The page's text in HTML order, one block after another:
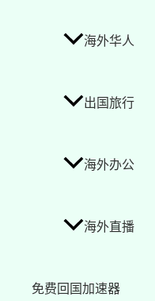
海外华人
出国旅行
海外办公
海外直播
免费回国加速器